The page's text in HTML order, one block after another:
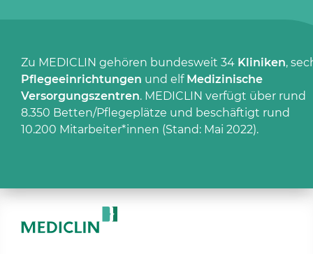
Zu MEDICLIN gehören bundesweit 34 Kliniken,
Pflegeeinrichtungen und elf Medizinische
Versorgungszentren. MEDICLIN verfügt über rund
8.350 Betten/Pflegeplätze und beschäftigt rund
10.200 Mitarbeiter*innen (Stand: Mai 2022).